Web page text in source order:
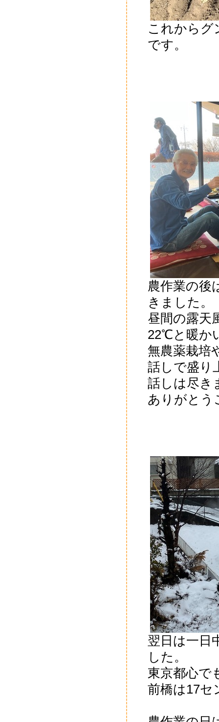
これからグ
です。
農作業の後
きました。
昼間の露天
22℃と暖か
無農薬栽培
話しで盛り
話しは尽き
ありがとう
翌日は一日
した。
東京都心で
前橋は17セ